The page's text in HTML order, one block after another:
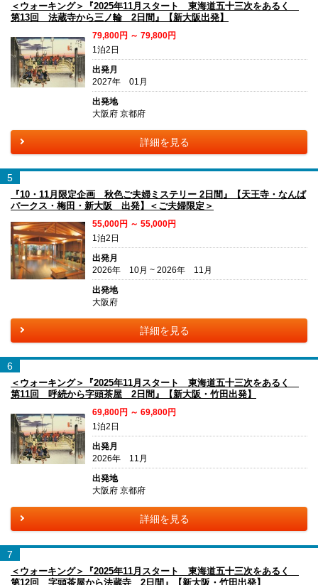
＜ウォーキング＞『2025年11月スタート 東海道五十三次をあるく
第13回 法蔵寺から三ノ輪 2日間』【新大阪出発】
79,800円 ～ 79,800円
1泊2日
出発月
2027年 01月
出発地
大阪府 京都府
詳細を見る
5
『10・11月限定企画 秋色ご夫婦ミステリー 2日間』【天王寺・なんば
パークス・梅田・新大阪 出発】＜ご夫婦限定＞
55,000円 ～ 55,000円
1泊2日
出発月
2026年 10月 ~ 2026年 11月
出発地
大阪府
詳細を見る
6
＜ウォーキング＞『2025年11月スタート 東海道五十三次をあるく
第11回 呼続から字頭茶屋 2日間』【新大阪・竹田出発】
69,800円 ～ 69,800円
1泊2日
出発月
2026年 11月
出発地
大阪府 京都府
詳細を見る
7
＜ウォーキング＞『2025年11月スタート 東海道五十三次をあるく
第12回 字頭茶屋から法蔵寺 2日間』【新大阪・竹田出発】